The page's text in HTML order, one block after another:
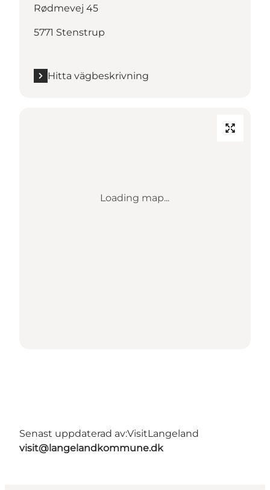
Rødmevej 45
5771 Stenstrup
Hitta vägbeskrivning
Loading map...
Senast uppdaterad av:VisitLangeland
visit@langelandkommune.dk